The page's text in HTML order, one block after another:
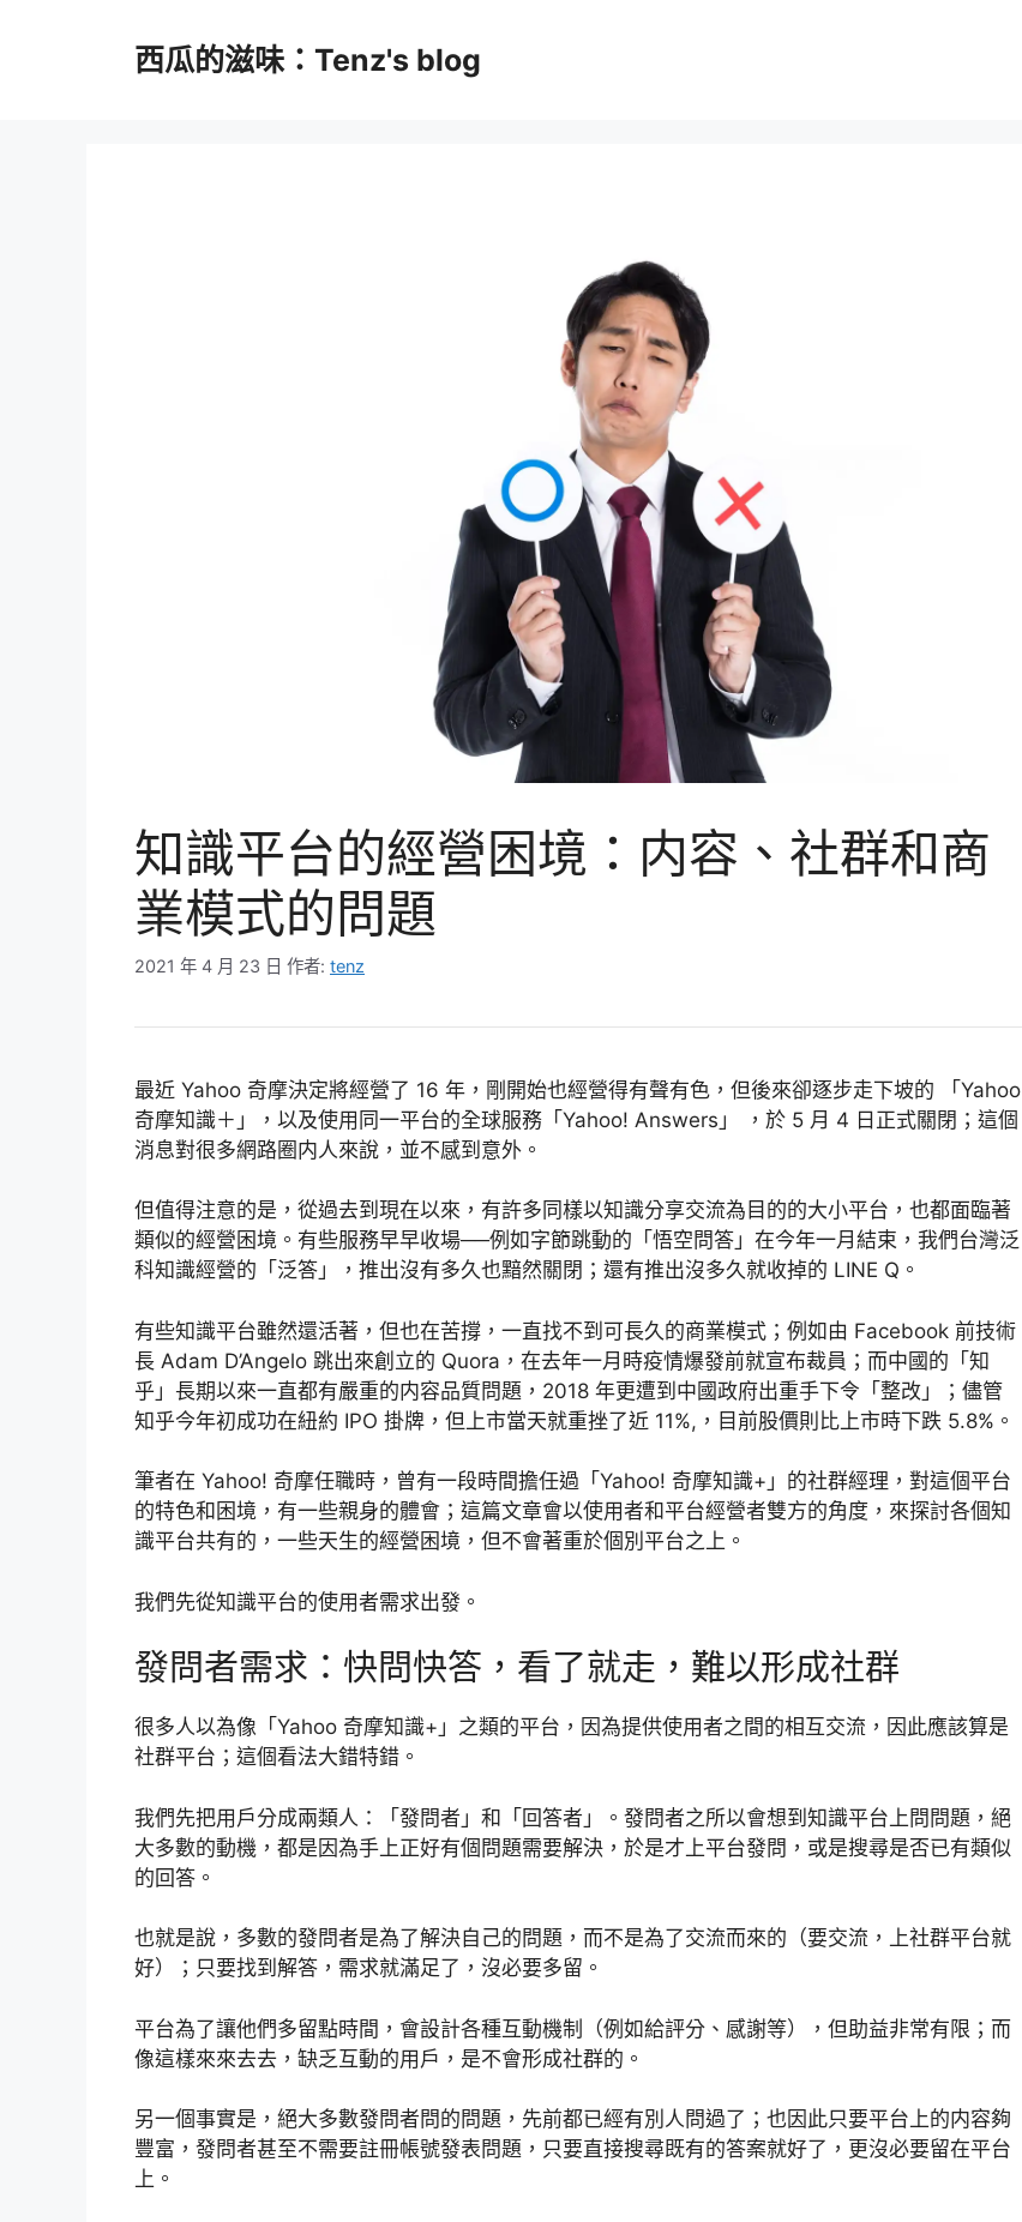
西瓜的滋味：Tenz's blog
知識平台的經營困境：内容、社群和商
業模式的問題
2021 年 4 月 23 日 作者: tenz
最近 Yahoo 奇摩決定將經營了 16 年，剛開始也經營得有聲有色，但後來卻逐步走下坡的 「Yahoo
奇摩知識＋」，以及使用同一平台的全球服務「Yahoo! Answers」 ，於 5 月 4 日正式關閉；這個
消息對很多網路圈内人來說，並不感到意外。
但值得注意的是，從過去到現在以來，有許多同樣以知識分享交流為目的的大小平台，也都面臨著
類似的經營困境。有些服務早早收場──例如字節跳動的「悟空問答」在今年一月結束，我們台灣泛
科知識經營的「泛答」，推出沒有多久也黯然關閉；還有推出沒多久就收掉的 LINE Q。
有些知識平台雖然還活著，但也在苦撐，一直找不到可長久的商業模式；例如由 Facebook 前技術
長 Adam D’Angelo 跳出來創立的 Quora，在去年一月時疫情爆發前就宣布裁員；而中國的「知
乎」長期以來一直都有嚴重的内容品質問題，2018 年更遭到中國政府出重手下令「整改」；儘管
知乎今年初成功在紐約 IPO 掛牌，但上市當天就重挫了近 11%,，目前股價則比上市時下跌 5.8%。
筆者在 Yahoo! 奇摩任職時，曾有一段時間擔任過「Yahoo! 奇摩知識+」的社群經理，對這個平台
的特色和困境，有一些親身的體會；這篇文章會以使用者和平台經營者雙方的角度，來探討各個知
識平台共有的，一些天生的經營困境，但不會著重於個別平台之上。
我們先從知識平台的使用者需求出發。
發問者需求：快問快答，看了就走，難以形成社群
很多人以為像「Yahoo 奇摩知識+」之類的平台，因為提供使用者之間的相互交流，因此應該算是
社群平台；這個看法大錯特錯。
我們先把用戶分成兩類人：「發問者」和「回答者」。發問者之所以會想到知識平台上問問題，絕
大多數的動機，都是因為手上正好有個問題需要解決，於是才上平台發問，或是搜尋是否已有類似
的回答。
也就是說，多數的發問者是為了解決自己的問題，而不是為了交流而來的（要交流，上社群平台就
好）；只要找到解答，需求就滿足了，沒必要多留。
平台為了讓他們多留點時間，會設計各種互動機制（例如給評分、感謝等），但助益非常有限；而
像這樣來來去去，缺乏互動的用戶，是不會形成社群的。
另一個事實是，絕大多數發問者問的問題，先前都已經有別人問過了；也因此只要平台上的内容夠
豐富，發問者甚至不需要註冊帳號發表問題，只要直接搜尋既有的答案就好了，更沒必要留在平台
上。